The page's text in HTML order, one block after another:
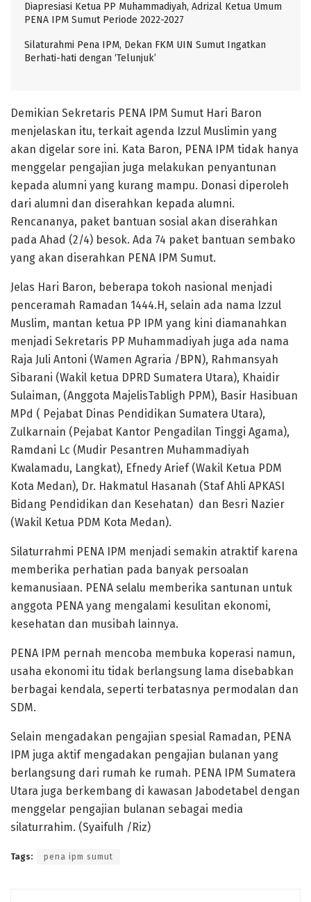
Diapresiasi Ketua PP Muhammadiyah, Adrizal Ketua Umum
PENA IPM Sumut Periode 2022-2027
Silaturahmi Pena IPM, Dekan FKM UIN Sumut Ingatkan
Berhati-hati dengan ‘Telunjuk’
Demikian Sekretaris PENA IPM Sumut Hari Baron
menjelaskan itu, terkait agenda Izzul Muslimin yang
akan digelar sore ini. Kata Baron, PENA IPM tidak hanya
menggelar pengajian juga melakukan penyantunan
kepada alumni yang kurang mampu. Donasi diperoleh
dari alumni dan diserahkan kepada alumni.
Rencananya, paket bantuan sosial akan diserahkan
pada Ahad (2/4) besok. Ada 74 paket bantuan sembako
yang akan diserahkan PENA IPM Sumut.
Jelas Hari Baron, beberapa tokoh nasional menjadi
penceramah Ramadan 1444.H, selain ada nama Izzul
Muslim, mantan ketua PP IPM yang kini diamanahkan
menjadi Sekretaris PP Muhammadiyah juga ada nama
Raja Juli Antoni (Wamen Agraria /BPN), Rahmansyah
Sibarani (Wakil ketua DPRD Sumatera Utara), Khaidir
Sulaiman, (Anggota MajelisTabligh PPM), Basir Hasibuan
MPd ( Pejabat Dinas Pendidikan Sumatera Utara),
Zulkarnain (Pejabat Kantor Pengadilan Tinggi Agama),
Ramdani Lc (Mudir Pesantren Muhammadiyah
Kwalamadu, Langkat), Efnedy Arief (Wakil Ketua PDM
Kota Medan), Dr. Hakmatul Hasanah (Staf Ahli APKASI
Bidang Pendidikan dan Kesehatan) dan Besri Nazier
(Wakil Ketua PDM Kota Medan).
Silaturrahmi PENA IPM menjadi semakin atraktif karena
memberika perhatian pada banyak persoalan
kemanusiaan. PENA selalu memberika santunan untuk
anggota PENA yang mengalami kesulitan ekonomi,
kesehatan dan musibah lainnya.
PENA IPM pernah mencoba membuka koperasi namun,
usaha ekonomi itu tidak berlangsung lama disebabkan
berbagai kendala, seperti terbatasnya permodalan dan
SDM.
Selain mengadakan pengajian spesial Ramadan, PENA
IPM juga aktif mengadakan pengajian bulanan yang
berlangsung dari rumah ke rumah. PENA IPM Sumatera
Utara juga berkembang di kawasan Jabodetabel dengan
menggelar pengajian bulanan sebagai media
silaturrahim. (Syaifulh /Riz)
Tags: pena ipm sumut